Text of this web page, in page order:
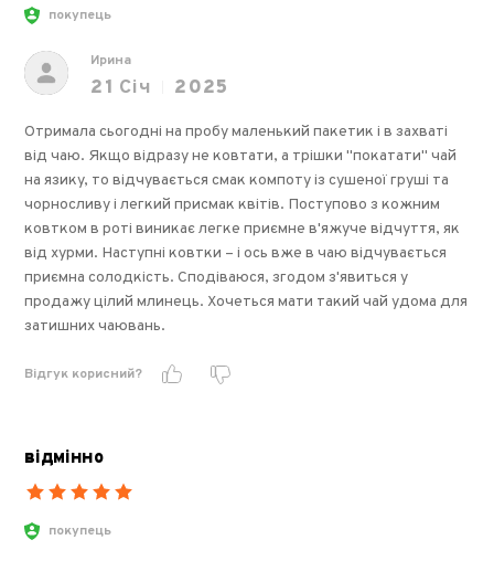
покупець
Ирина
21 Січ 2025
Отримала сьогодні на пробу маленький пакетик і в захваті
від чаю. Якщо відразу не ковтати, а трішки "покатати" чай
на язику, то відчувається смак компоту із сушеної груші та
чорносливу і легкий присмак квітів. Поступово з кожним
ковтком в роті виникає легке приємне в'яжуче відчуття, як
від хурми. Наступні ковтки – і ось вже в чаю відчувається
приємна солодкість. Сподіваюся, згодом з'явиться у
продажу цілий млинець. Хочеться мати такий чай удома для
затишних чаювань.
Відгук корисний?
відмінно
покупець